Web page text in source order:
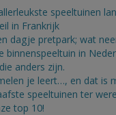
speeltuinen
in Frankrijk
dagje pretpark; wat
binnenspeeltuin in
anders zijn.
je leert…, en dat is
speeltuinen ter
top 10!